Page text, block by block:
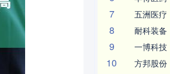
7 五洲医疗
8 耐科装备
9 一博科技
10 方邦股份